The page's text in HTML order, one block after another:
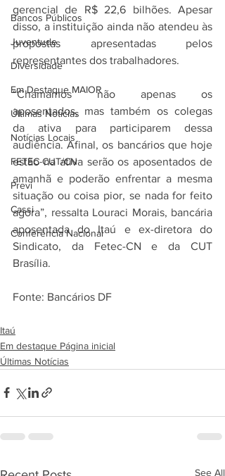
Bancos Públicos
Juventude
Diversidade
Em Destaque MAIOR
Últimas Notícias
Notícias Locais
FETEC-CUT/CN
Previ
Cassi
Conferência Nacional
gerencial de R$ 22,6 bilhões. Apesar
disso, a instituição ainda não atendeu às
propostas apresentadas pelos
representantes dos trabalhadores.
“Chamamos não apenas os
aposentados, mas também os colegas
da ativa para participarem dessa
audiência. Afinal, os bancários que hoje
estão na ativa serão os aposentados de
amanhã e poderão enfrentar a mesma
situação ou coisa pior, se nada for feito
agora”, ressalta Louraci Morais, bancária
aposentada do Itaú e ex-diretora do
Sindicato, da Fetec-CN e da CUT
Brasília.
Fonte: Bancários DF
Itaú
Em destaque Página inicial
Últimas Notícias
See All